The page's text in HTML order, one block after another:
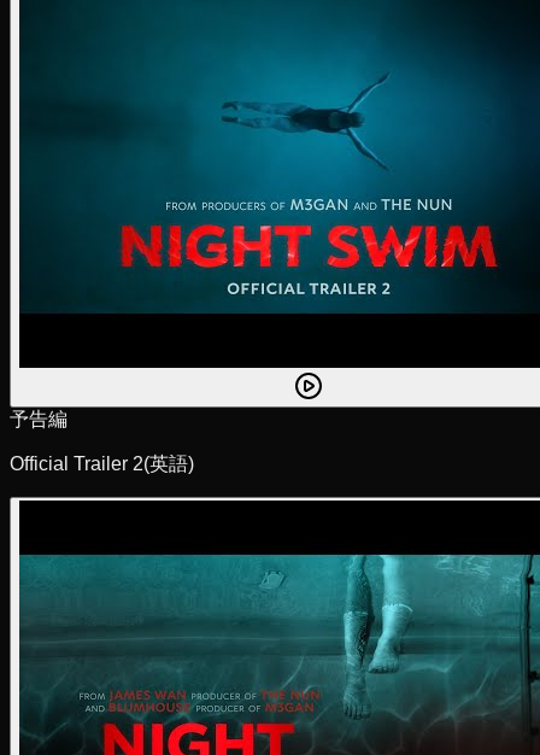
予告編
Official Trailer 2(英語)